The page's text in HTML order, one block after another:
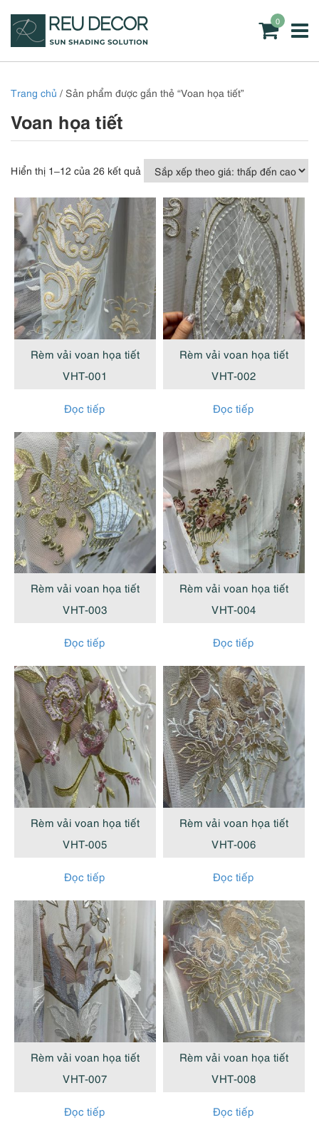
0
Trang chủ / Sản phẩm được gắn thẻ “Voan họa tiết”
Voan họa tiết
Hiển thị 1–12 của 26 kết quả
xếp
theo
thấp
đến
cao
Rèm vải voan họa tiết
VHT-001
Đọc tiếp
Rèm vải voan họa tiết
VHT-002
Đọc tiếp
Rèm vải voan họa tiết
VHT-003
Đọc tiếp
Rèm vải voan họa tiết
VHT-004
Đọc tiếp
Rèm vải voan họa tiết
VHT-005
Đọc tiếp
Rèm vải voan họa tiết
VHT-006
Đọc tiếp
Rèm vải voan họa tiết
VHT-007
Đọc tiếp
Rèm vải voan họa tiết
VHT-008
Đọc tiếp